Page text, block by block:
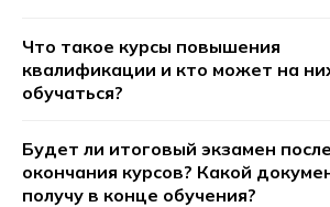
Что такое курсы повышения
квалификации и кто может на
обучаться?
Будет ли итоговый экзамен после
окончания курсов? Какой
получу в конце обучения?